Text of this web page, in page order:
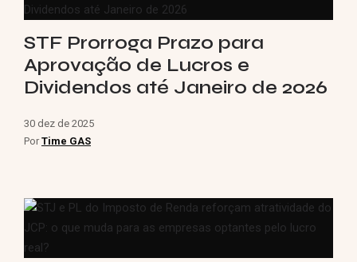
STF Prorroga Prazo para
Aprovação de Lucros e
Dividendos até Janeiro de 2026
30 dez de 2025
Por Time GAS